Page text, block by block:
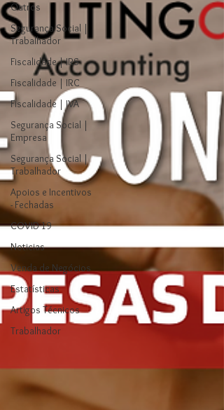
Outros
Segurança Social |
Trabalhador
Fiscalidade | IRS
Fiscalidade | IRC
Fiscalidade | IVA
Segurança Social |
Empresa
Segurança Social |
Trabalhador
Apoios e Incentivos
- Fechadas
COVID 19
Noticias
Venda de Negócios
Estatísticas
Artigos Técnicos
Trabalhador